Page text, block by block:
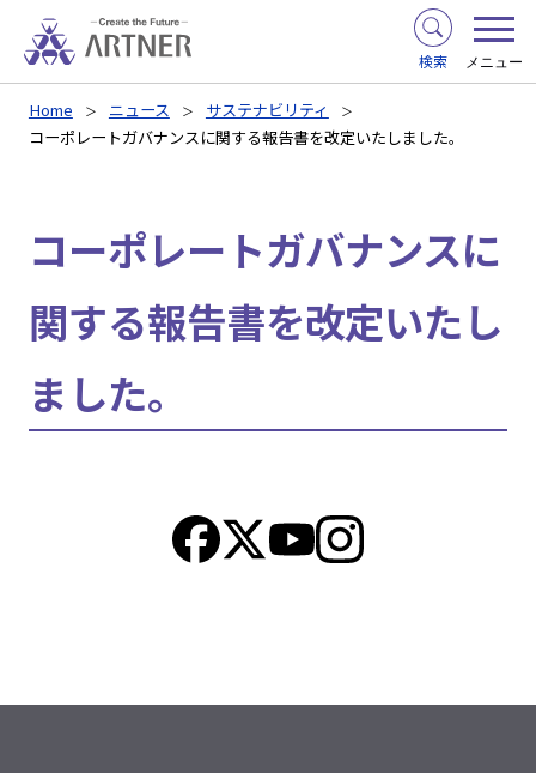
検索 メニュー
Home ニュース
サステナビリティ
コーポレートガバナンスに関する報告書を改定いたしました。
コーポレートガバナンスに
関する報告書を改定いたし
ました。